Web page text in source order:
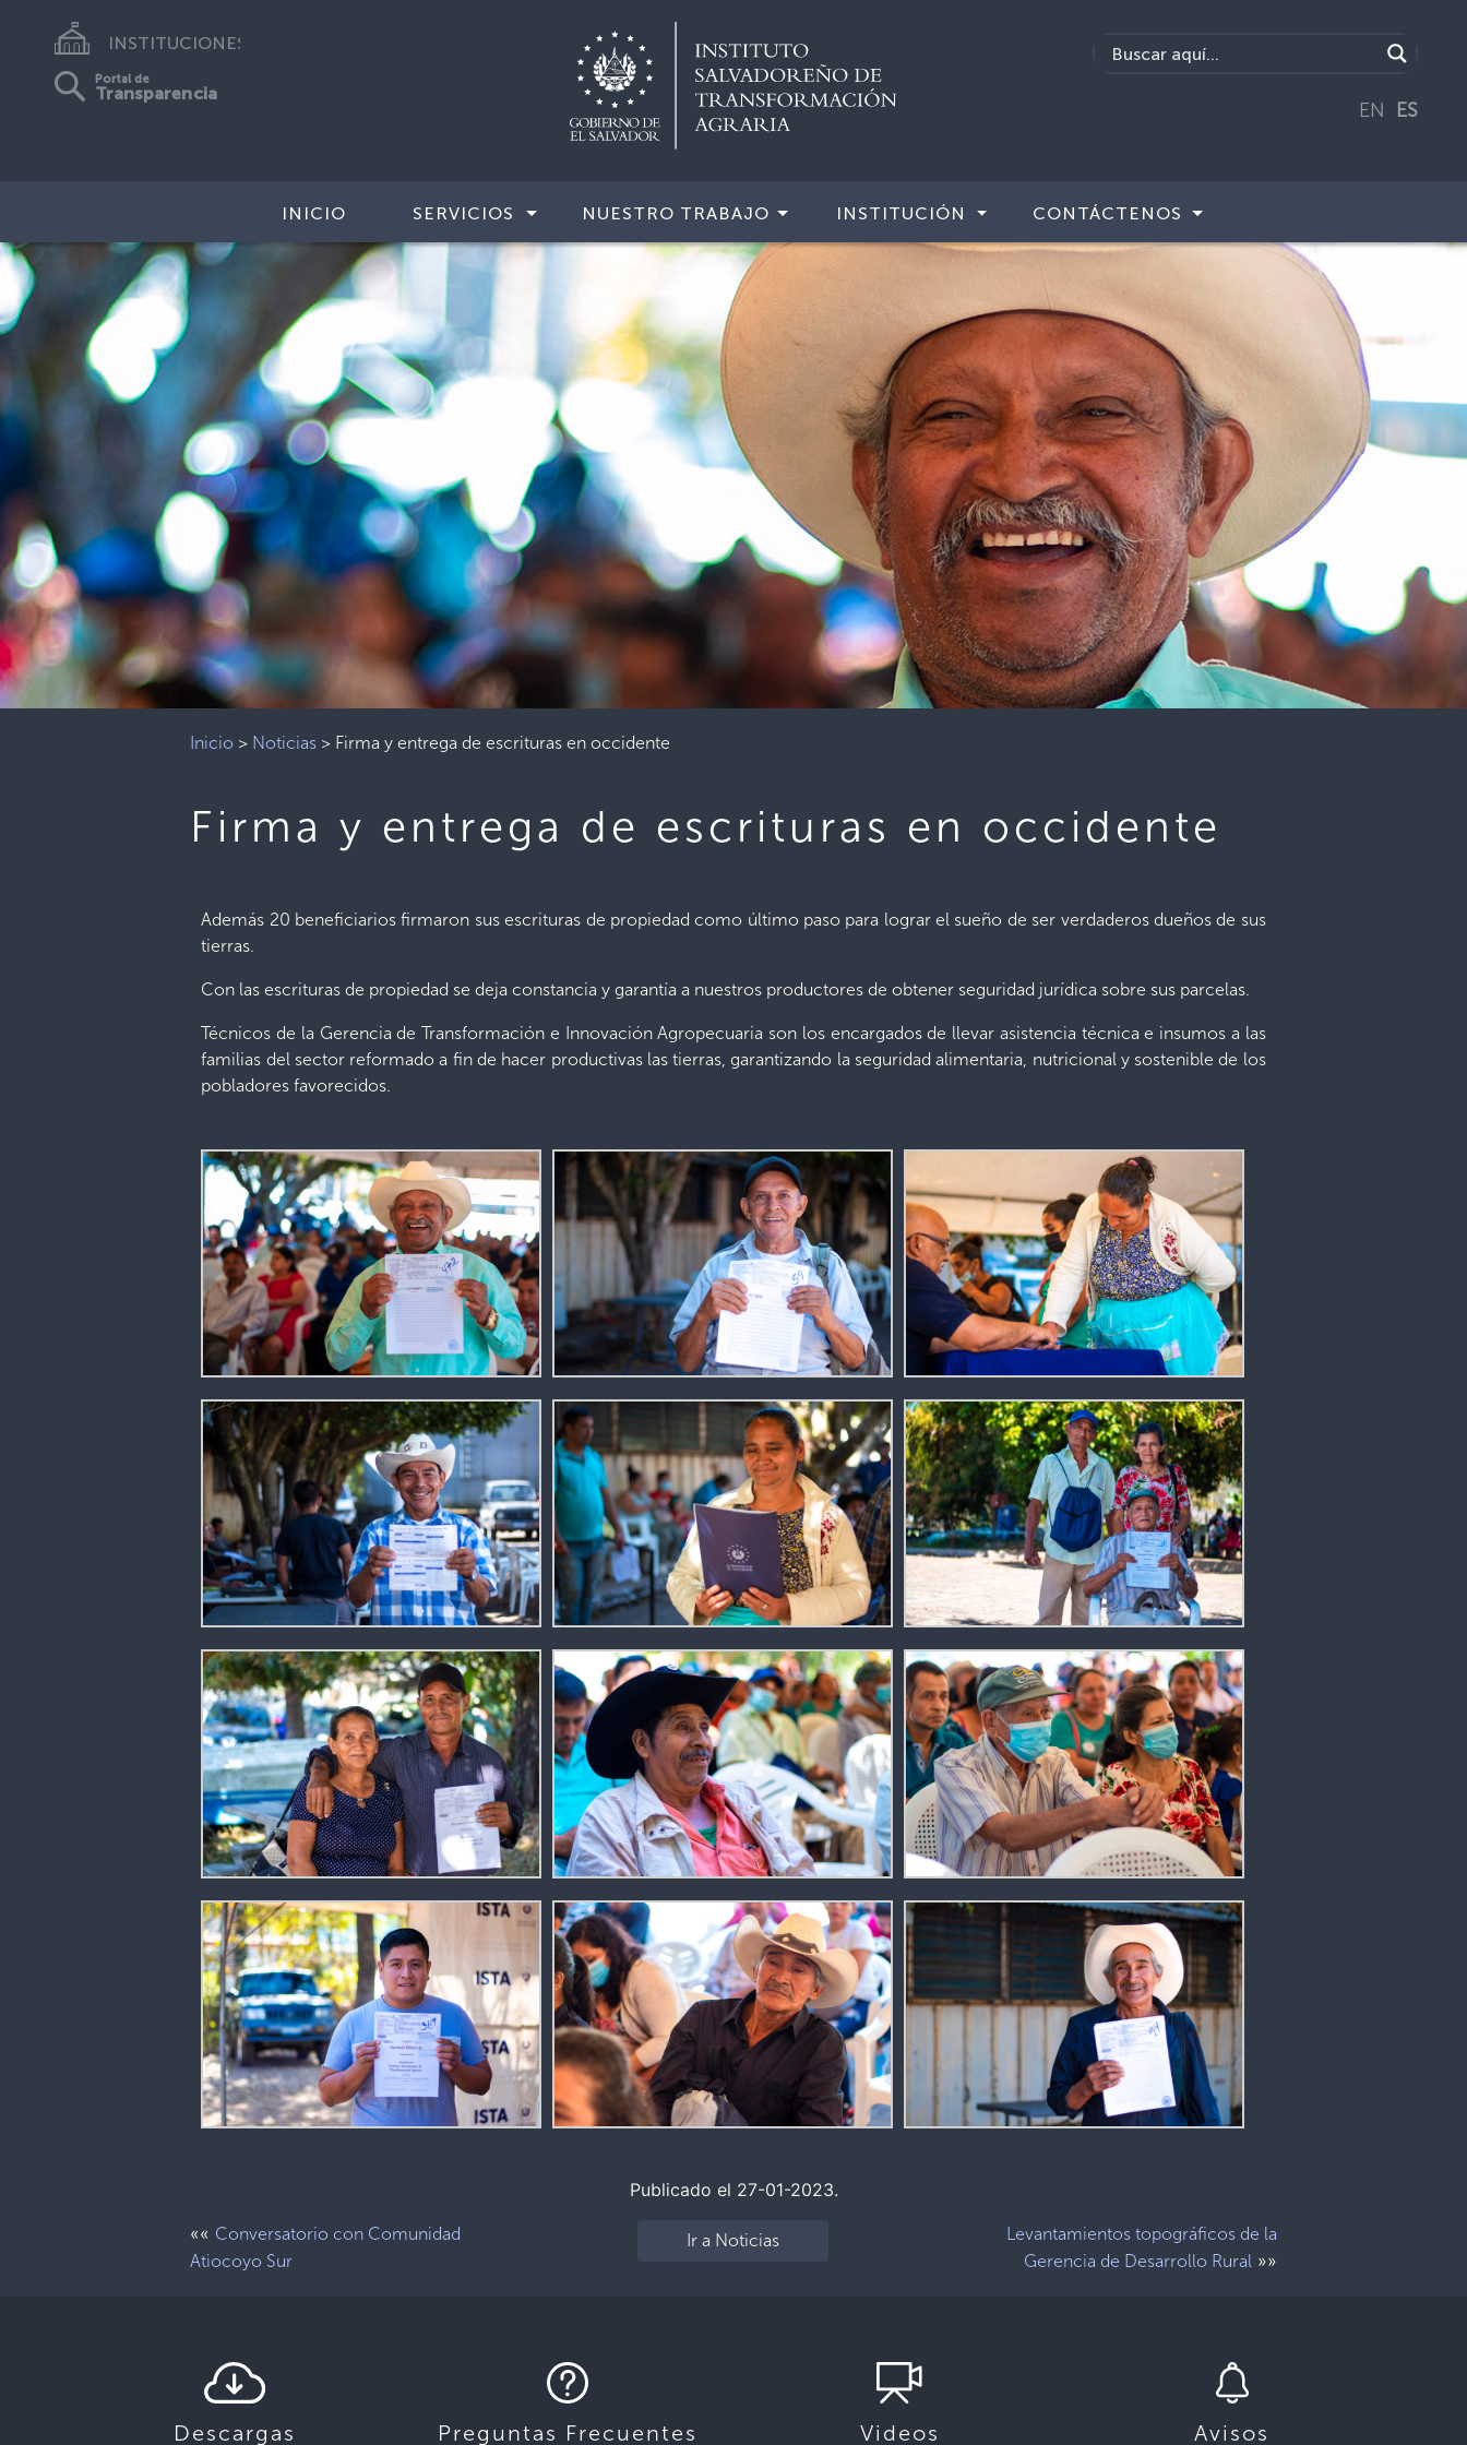
INSTITUCIONES
Portal de
Transparencia
EN ES
INICIO SERVICIOS NUESTRO TRABAJO INSTITUCIÓN CONTÁCTENOS
Inicio > Noticias > Firma y entrega de escrituras en occidente
Firma y entrega de escrituras en occidente
Además 20 beneficiarios firmaron sus escrituras de propiedad como último paso para lograr el sueño de ser verdaderos dueños de sus
tierras.
Con las escrituras de propiedad se deja constancia y garantía a nuestros productores de obtener seguridad jurídica sobre sus parcelas.
Técnicos de la Gerencia de Transformación e Innovación Agropecuaria son los encargados de llevar asistencia técnica e insumos a las
familias del sector reformado a fin de hacer productivas las tierras, garantizando la seguridad alimentaria, nutricional y sostenible de los
pobladores favorecidos.
Publicado el 27-01-2023.
«« Conversatorio con Comunidad
Atiocoyo Sur
Ir a Noticias
Levantamientos topográficos de la
Gerencia de Desarrollo Rural »»
Descargas Preguntas Frecuentes Videos Avisos